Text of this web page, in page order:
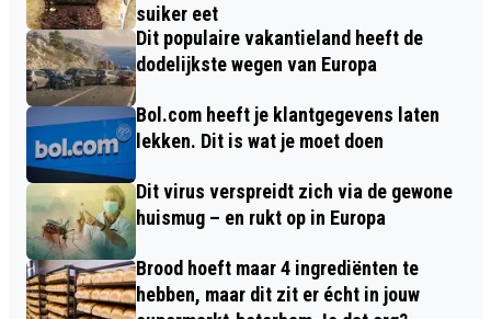
suiker eet
Dit populaire vakantieland heeft de
dodelijkste wegen van Europa
Bol.com heeft je klantgegevens laten
lekken. Dit is wat je moet doen
Dit virus verspreidt zich via de gewone
huismug – en rukt op in Europa
Brood hoeft maar 4 ingrediënten te
hebben, maar dit zit er écht in jouw